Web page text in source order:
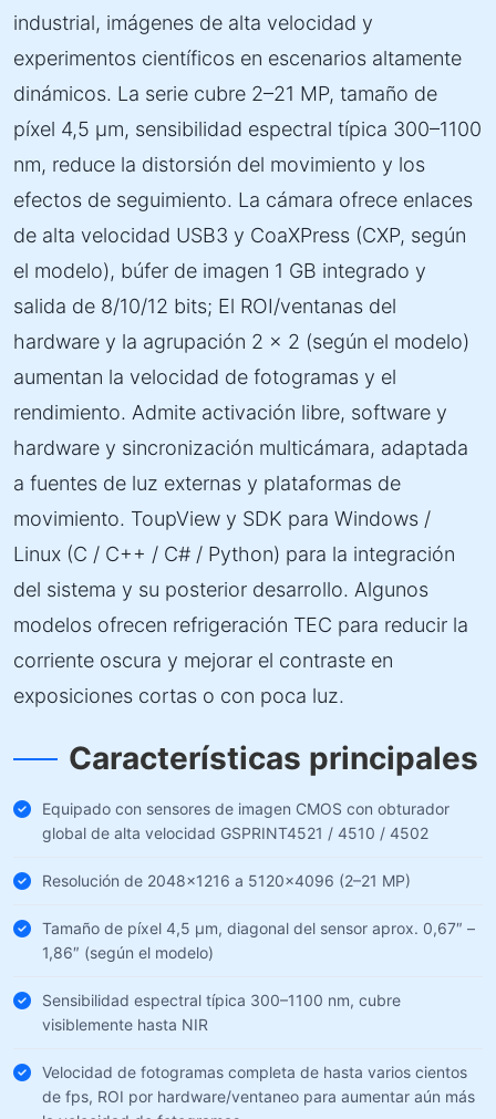
industrial, imágenes de alta velocidad y
experimentos científicos en escenarios altamente
dinámicos. La serie cubre 2–21 MP, tamaño de
píxel 4,5 µm, sensibilidad espectral típica 300–1100
nm, reduce la distorsión del movimiento y los
efectos de seguimiento. La cámara ofrece enlaces
de alta velocidad USB3 y CoaXPress (CXP, según
el modelo), búfer de imagen 1 GB integrado y
salida de 8/10/12 bits; El ROI/ventanas del
hardware y la agrupación 2 × 2 (según el modelo)
aumentan la velocidad de fotogramas y el
rendimiento. Admite activación libre, software y
hardware y sincronización multicámara, adaptada
a fuentes de luz externas y plataformas de
movimiento. ToupView y SDK para Windows /
Linux (C / C++ / C# / Python) para la integración
del sistema y su posterior desarrollo. Algunos
modelos ofrecen refrigeración TEC para reducir la
corriente oscura y mejorar el contraste en
exposiciones cortas o con poca luz.
Características principales
Equipado con sensores de imagen CMOS con obturador
global de alta velocidad GSPRINT4521 / 4510 / 4502
Resolución de 2048×1216 a 5120×4096 (2–21 MP)
Tamaño de píxel 4,5 µm, diagonal del sensor aprox. 0,67″ –
1,86″ (según el modelo)
Sensibilidad espectral típica 300–1100 nm, cubre
visiblemente hasta NIR
Velocidad de fotogramas completa de hasta varios cientos
de fps, ROI por hardware/ventaneo para aumentar aún más